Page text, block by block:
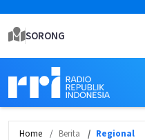
SORONG
Home Berita Regional